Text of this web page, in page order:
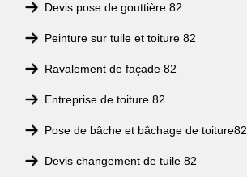
Devis pose de gouttière 82
Peinture sur tuile et toiture 82
Ravalement de façade 82
Entreprise de toiture 82
Pose de bâche et bâchage de toiture82
Devis changement de tuile 82